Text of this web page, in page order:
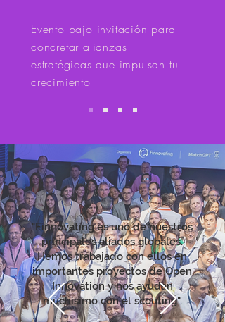
​Evento bajo invitación para
concretar alianzas
estratégicas que impulsan tu
crecimiento
"Finnovating es uno de nuestros
principales aliados globales.
Hemos trabajado con ellos en
importantes proyectos de Open
Innovation y nos ayudan
muchísimo con el scouting".